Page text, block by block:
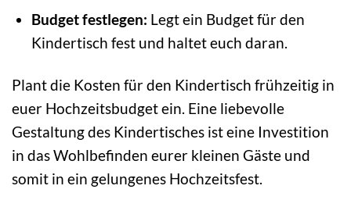
Budget festlegen: Legt ein Budget für den
Kindertisch fest und haltet euch daran.
Plant die Kosten für den Kindertisch frühzeitig in
euer Hochzeitsbudget ein. Eine liebevolle
Gestaltung des Kindertisches ist eine Investition
in das Wohlbefinden eurer kleinen Gäste und
somit in ein gelungenes Hochzeitsfest.